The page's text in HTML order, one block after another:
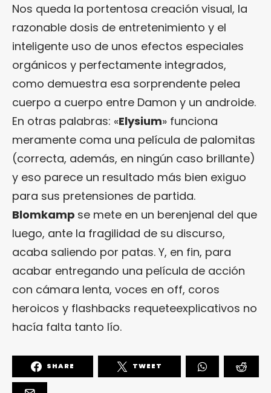
Nos queda la portentosa creación visual, la
razonable dosis de entretenimiento y el
inteligente uso de unos efectos especiales
orgánicos y perfectamente integrados,
como demuestra esa sorprendente pelea
cuerpo a cuerpo entre Damon y un androide.
En otras palabras: «Elysium» funciona
meramente coma una película de palomitas
(correcta, además, en ningún caso brillante)
y eso parece un resultado más bien exiguo
para sus pretensiones de partida.
Blomkamp se mete en un berenjenal del que
luego, ante la fragilidad de su discurso,
acaba saliendo por patas. Y, en fin, para
acabar entregando una película de acción
con cámara lenta, voces en off, coros
heroicos y flashbacks requeteexplicativos no
hacía falta tanto lío.
SHARE TWEET